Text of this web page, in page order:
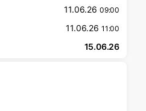
11.06.26 09:00
11.06.26 11:00
15.06.26